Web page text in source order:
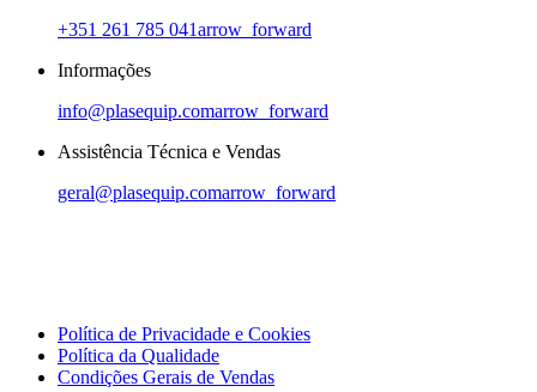
+351 261 785 041arrow_forward
Informações
info@plasequip.comarrow_forward
Assistência Técnica e Vendas
geral@plasequip.comarrow_forward
Política de Privacidade e Cookies
Política da Qualidade
Condições Gerais de Vendas